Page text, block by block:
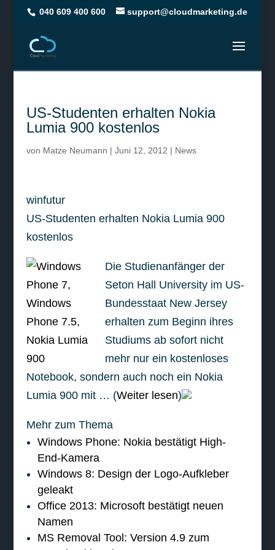
040 609 400 600 support@cloudmarketing.de
US-Studenten erhalten Nokia
Lumia 900 kostenlos
von Matze Neumann | Juni 12, 2012 | News
winfutur
US-Studenten erhalten Nokia Lumia 900
kostenlos
Die Studienanfänger der
Seton Hall University im US-
Bundesstaat New Jersey
erhalten zum Beginn ihres
Studiums ab sofort nicht
mehr nur ein kostenloses
Notebook, sondern auch noch ein Nokia
Lumia 900 mit … (Weiter lesen)
Mehr zum Thema
Windows Phone: Nokia bestätigt High-
End-Kamera
Windows 8: Design der Logo-Aufkleber
geleakt
Office 2013: Microsoft bestätigt neuen
Namen
MS Removal Tool: Version 4.9 zum